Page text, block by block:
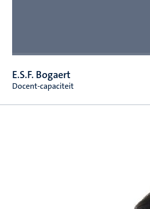
E.S.F. Bogaert
Docent-capaciteit